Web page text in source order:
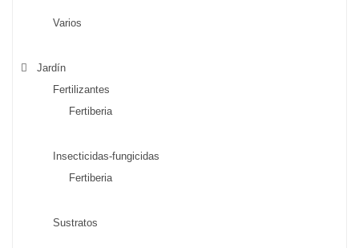
Varios
Jardín
Fertilizantes
Fertiberia
Insecticidas-fungicidas
Fertiberia
Sustratos